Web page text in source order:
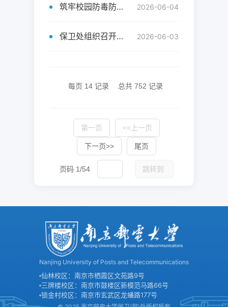
筑牢校园防毒防线 禁毒宣讲走进校园 2026-06-04
保卫处组织召开三牌楼校区安全共议共治共建共享专题会议 2026-06-03
每页 14 记录 总共 752 记录
第一页 <<上一页
下一页>> 尾页
页码 1/54 跳转到
Nanjing University of Posts and Telecommunications
仙林校区：南京市栖霞区文苑路9号
三牌楼校区：南京市鼓楼区新模范马路66号
锁金村校区：南京市玄武区龙蟠路177号